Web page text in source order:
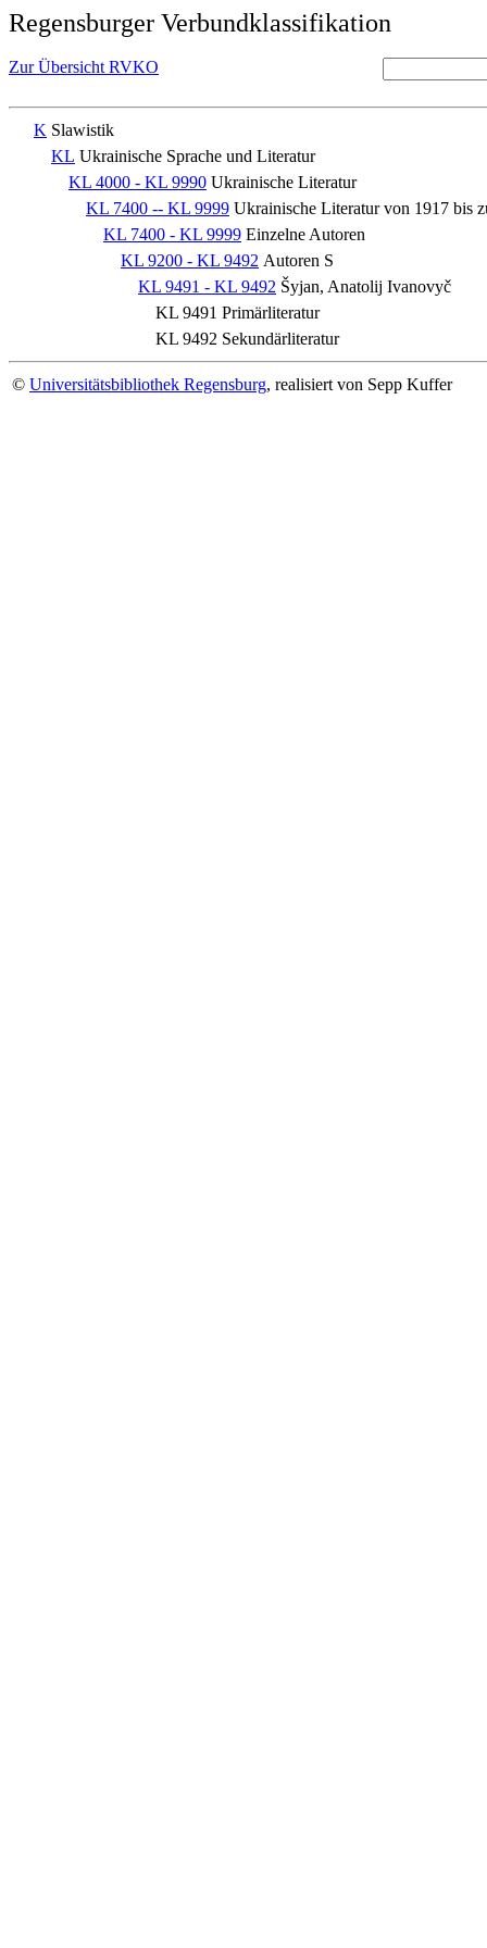
Regensburger Verbundklassifikation
Zur Übersicht RVKO
K Slawistik
KL Ukrainische Sprache und Literatur
KL 4000 - KL 9990 Ukrainische Literatur
KL 7400 -- KL 9999 Ukrainische Literatur von 1917 bis
KL 7400 - KL 9999 Einzelne Autoren
KL 9200 - KL 9492 Autoren S
KL 9491 - KL 9492 Šyjan, Anatolij Ivanovyč
KL 9491 Primärliteratur
KL 9492 Sekundärliteratur
© Universitätsbibliothek Regensburg, realisiert von Sepp Kuffer